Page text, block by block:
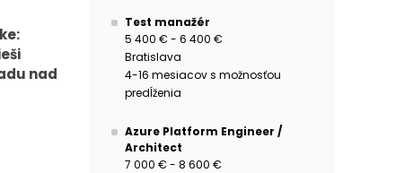
nad
Test manažér
5 400 € - 6 400 €
Bratislava
4-16 mesiacov s možnosťou
predĺženia
Azure Platform Engineer /
Architect
7 000 € - 8 600 €